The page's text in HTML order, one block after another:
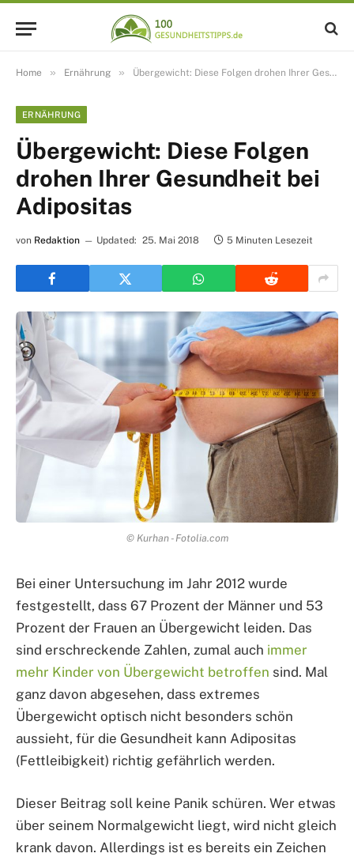
Home » Ernährung » Übergewicht: Diese Folgen drohen Ihrer Gesundheit bei Adipositas
ERNÄHRUNG
Übergewicht: Diese Folgen
drohen Ihrer Gesundheit bei
Adipositas
von Redaktion Updated: 25. Mai 2018 5 Minuten Lesezeit
© Kurhan - Fotolia.com
Bei einer Untersuchung im Jahr 2012 wurde
festgestellt, dass 67 Prozent der Männer und 53
Prozent der Frauen an Übergewicht leiden. Das
sind erschreckende Zahlen, zumal auch immer
mehr Kinder von Übergewicht betroffen sind. Mal
ganz davon abgesehen, dass extremes
Übergewicht optisch nicht besonders schön
aussieht, für die Gesundheit kann Adipositas
(Fettleibigkeit) richtig gefährlich werden.
Dieser Beitrag soll keine Panik schüren. Wer etwas
über seinem Normalgewicht liegt, wird nicht gleich
krank davon. Allerdings ist es bereits ein Zeichen